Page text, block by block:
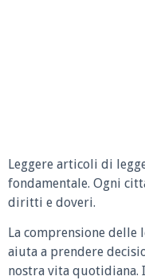
Leggere articoli di
fondamentale. Ogni
diritti e doveri.
La comprensione
aiuta a prendere
nostra vita quotidiana.